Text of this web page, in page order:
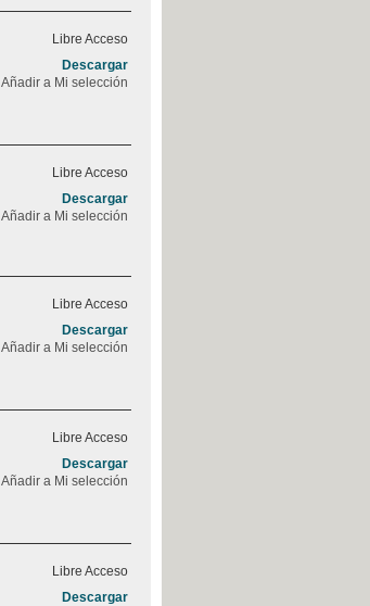
Libre Acceso
Descargar
Añadir a Mi selección
Libre Acceso
Descargar
Añadir a Mi selección
Libre Acceso
Descargar
Añadir a Mi selección
Libre Acceso
Descargar
Añadir a Mi selección
Libre Acceso
Descargar